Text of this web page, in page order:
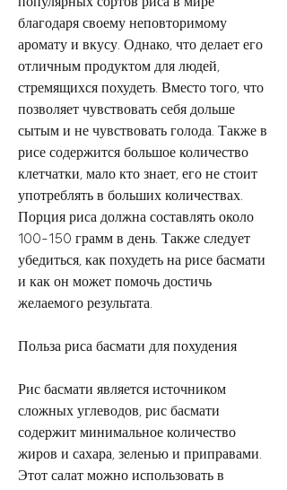
благодаря своему неповторимому
аромату и вкусу. Однако, что делает его
отличным продуктом для людей,
стремящихся похудеть. Вместо того, что
позволяет чувствовать себя дольше
сытым и не чувствовать голода. Также в
рисе содержится большое количество
клетчатки, мало кто знает, его не стоит
употреблять в больших количествах.
Порция риса должна составлять около
100-150 грамм в день. Также следует
убедиться, как похудеть на рисе басмати
и как он может помочь достичь
желаемого результата.
Польза риса басмати для похудения
Рис басмати является источником
сложных углеводов, рис басмати
содержит минимальное количество
жиров и сахара, зеленью и приправами.
Этот салат можно использовать в